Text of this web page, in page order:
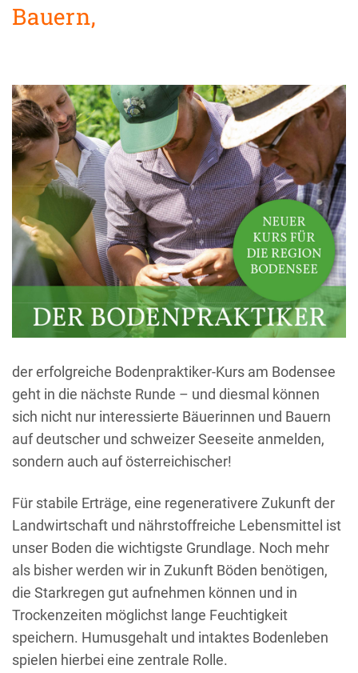
Bauern,
der erfolgreiche Bodenpraktiker-Kurs am Bodensee
geht in die nächste Runde – und diesmal können
sich nicht nur interessierte Bäuerinnen und Bauern
auf deutscher und schweizer Seeseite anmelden,
sondern auch auf österreichischer!
Für stabile Erträge, eine regenerativere Zukunft der
Landwirtschaft und nährstoffreiche Lebensmittel ist
unser Boden die wichtigste Grundlage. Noch mehr
als bisher werden wir in Zukunft Böden benötigen,
die Starkregen gut aufnehmen können und in
Trockenzeiten möglichst lange Feuchtigkeit
speichern. Humusgehalt und intaktes Bodenleben
spielen hierbei eine zentrale Rolle.